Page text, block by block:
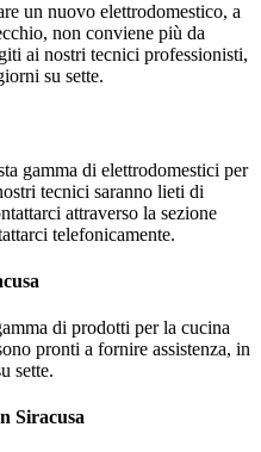
un nuovo elettrodomestico, a
non conviene più da
ai nostri tecnici professionisti,
su sette.
gamma di elettrodomestici per
tecnici saranno lieti di
attraverso la sezione
telefonicamente.
di prodotti per la cucina
pronti a fornire assistenza, in
sette.
Siracusa